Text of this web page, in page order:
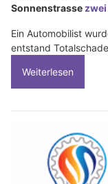
Sonnenstrasse
Ein Automobilist
entstand
Weiterlesen